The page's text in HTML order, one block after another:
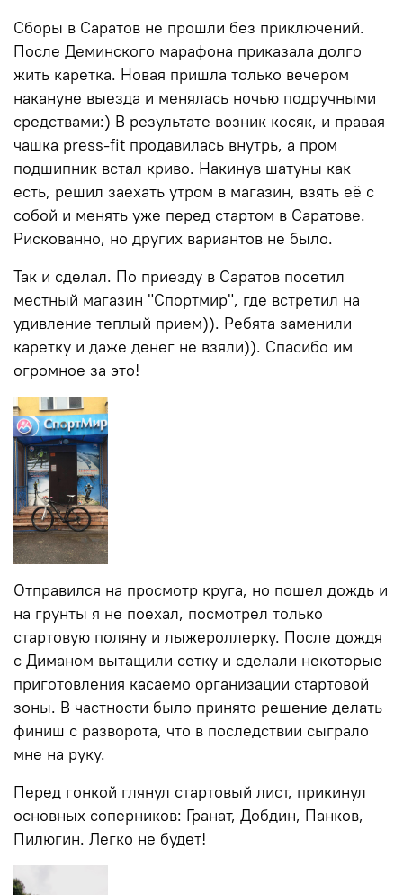
Сборы в Саратов не прошли без приключений.
После Деминского марафона приказала долго
жить каретка. Новая пришла только вечером
накануне выезда и менялась ночью подручными
средствами:) В результате возник косяк, и правая
чашка press-fit продавилась внутрь, а пром
подшипник встал криво. Накинув шатуны как
есть, решил заехать утром в магазин, взять её с
собой и менять уже перед стартом в Саратове.
Рискованно, но других вариантов не было.
Так и сделал. По приезду в Саратов посетил
местный магазин "Спортмир", где встретил на
удивление теплый прием)). Ребята заменили
каретку и даже денег не взяли)). Спасибо им
огромное за это!
Отправился на просмотр круга, но пошел дождь и
на грунты я не поехал, посмотрел только
стартовую поляну и лыжероллерку. После дождя
с Диманом вытащили сетку и сделали некоторые
приготовления касаемо организации стартовой
зоны. В частности было принято решение делать
финиш с разворота, что в последствии сыграло
мне на руку.
Перед гонкой глянул стартовый лист, прикинул
основных соперников: Гранат, Добдин, Панков,
Пилюгин. Легко не будет!